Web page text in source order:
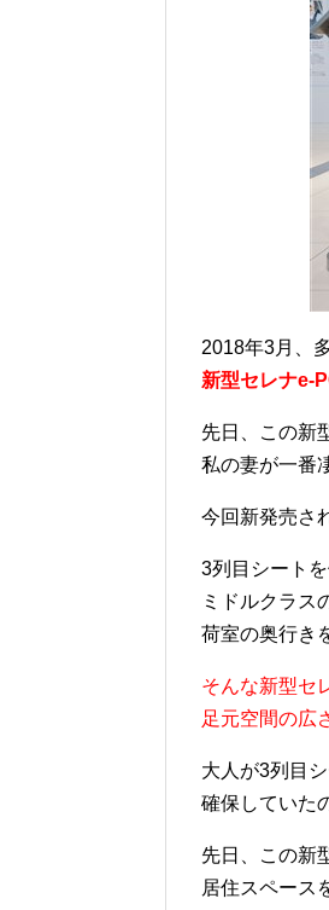
2018年3月、
新型セレナe-
先日、この新
私の妻が一番
今回新発売さ
3列目シート
ミドルクラス
荷室の奥行き
そんな新型セ
足元空間の広
大人が3列目
確保していた
先日、この新
居住スペース